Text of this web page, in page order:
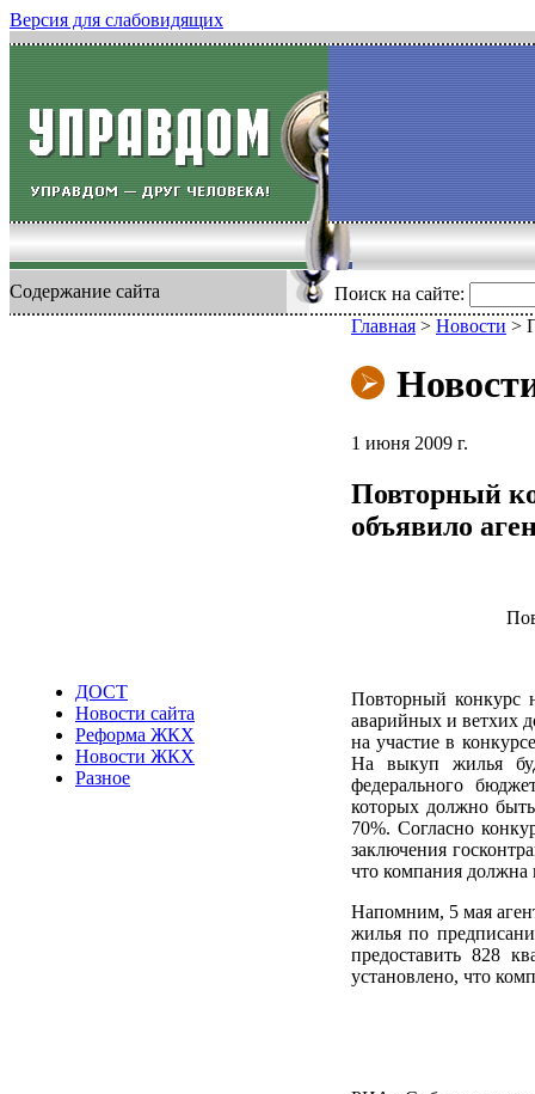
Версия для слабовидящих
Содержание сайта Поиск на сайте:
ДОСТ
Новости сайта
Реформа ЖКХ
Новости ЖКХ
Разное
Главная > Новости >
1 июня 2009 г.
Повторный
объявило
Повторный конкурс
аварийных и ветхих
на участие в
На выкуп жилья
федерального
которых должно
70%. Согласно
заключения
что компания должна
Напомним, 5 мая
жилья по
предоставить 828
установлено, что